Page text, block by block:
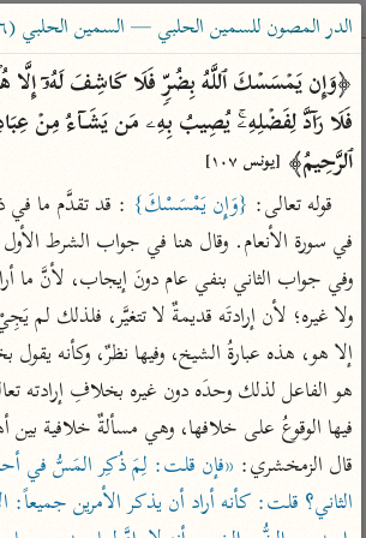
ساهم معنا في نشر القرآن والعلم
الباحث القرآني
بحث تفسير علوم
Type 2 or more characters for results.
Type 1 or more
characters for results.
أمّهات
تفسير الطبري
تفسير ابن كثير
تفسير القرطبي
تفسير البغوي
عامّة
فتح البيان للقنوجي
فتح القدير للشوكاني
تفسير ابن جزي
موسوعات
الدر المصون للسمين الحلبي — السمين الحلبي (٧٥٦ هـ)
ٱلرَّحِیمُ﴾ [يونس ١٠٧]
قوله تعالى: {وَإِن يَمْسَسْكَ}
قال الزمخشري: